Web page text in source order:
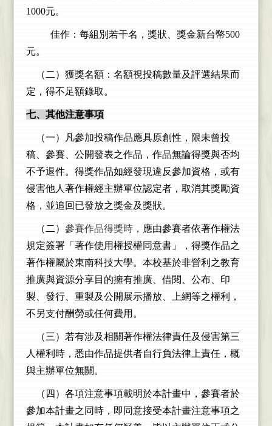
1000元。
佳作：每組別若干名，獎狀、獎金新台幣500
元。
（二）獲獎名額：名額視投稿數量及評選結果而
定，得不足額錄取。
七、其他注意事項
（一）凡參加投稿作品應具原創性，限未曾投
稿、參賽、公開發表之作品，作品無論得獎與否均
不予退件。得獎作品如經發現違反參加資格，或有
侵害他人著作權經主辦單位認定者，取消其獎勵資
格，並追回已發放之獎金及獎狀。
（二）參賽作品得獎時， 應由參賽者依著作權法
規定簽署「著作使用權授權同意書」，得獎作品之
著作權屬於東南科技大學。本校基於非營利之教育
推廣與資源分享目的擁有推廣、借閱、公布、印
製、發行、重製及公開展示播放、上網等之權利，
不另支付酬勞或任何費用。
（三）若有涉及相關著作權法律責任及侵害第三
人權利時，悉由作品提供者自行負法律上責任，概
與主辦單位無關。
（四）各項注意事項載明於本計畫中，參賽者於
參加本計畫之同時，即同意接受本計畫注意事項之